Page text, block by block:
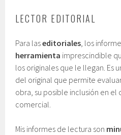
LECTOR EDITORIAL
Para laseditoriales , los
herramienta imprescindible
los originales que le llegan. Es
del original que permite
obra, su posible inclusión en el
comercial.
Mis informes de lectura son